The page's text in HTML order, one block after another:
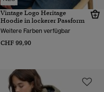
Vintage Logo Heritage
Hoodie in lockerer Passform
Weitere Farben verfügbar
CHF 99,90